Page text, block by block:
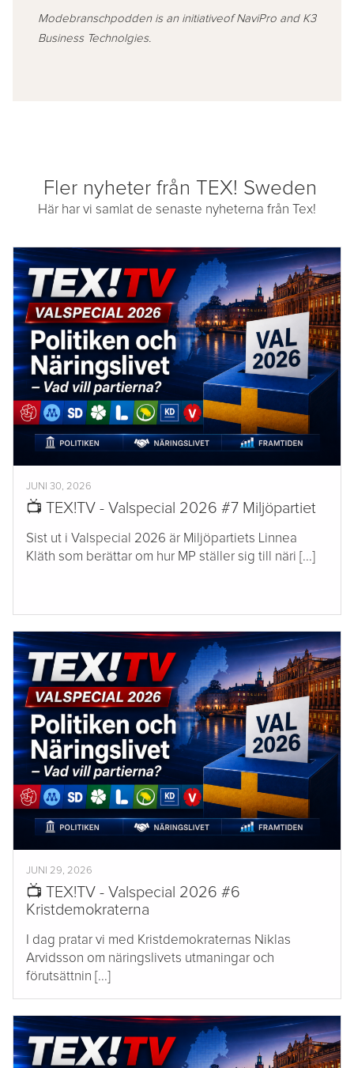
Modebranschpodden is an initiativeof NaviPro and K3
Business Technolgies.
Fler nyheter från TEX! Sweden
Här har vi samlat de senaste nyheterna från Tex!
JUNI 30, 2026
📺 TEX!TV - Valspecial 2026 #7 Miljöpartiet
Sist ut i Valspecial 2026 är Miljöpartiets Linnea
Kläth som berättar om hur MP ställer sig till näri [...]
JUNI 29, 2026
📺 TEX!TV - Valspecial 2026 #6
Kristdemokraterna
I dag pratar vi med Kristdemokraternas Niklas
Arvidsson om näringslivets utmaningar och
förutsättnin [...]